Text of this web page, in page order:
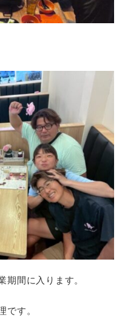
期間に入ります。
です。